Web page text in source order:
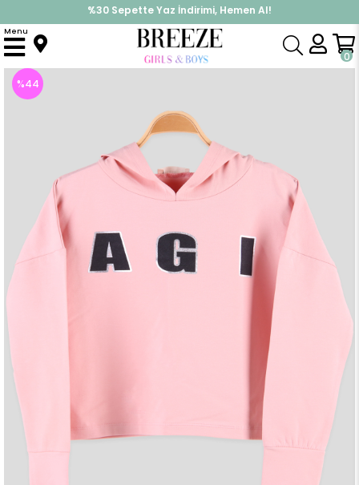
%30 Sepette Yaz İndirimi, Hemen Al!
İndirimlere ek %10 İndirimi Kap, Hemen Üye Ol!
0
Menu
Anasayfa Üst Giyim Uzun Kollu Tişört Kız Çocuk Uzun Kollu Tişört Göbek Üstü Kapüşonlu Pembe (8-14 Yaş)
%44